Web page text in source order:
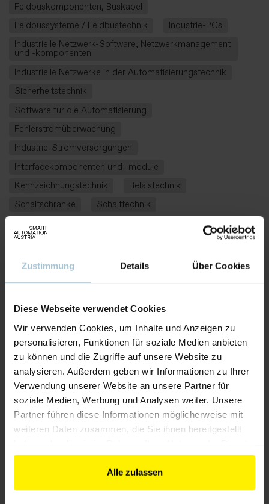
Zustimmung Details Über Cookies
Diese Webseite verwendet Cookies
Wir verwenden Cookies, um Inhalte und Anzeigen zu
personalisieren, Funktionen für soziale Medien anbieten
zu können und die Zugriffe auf unsere Website zu
analysieren. Außerdem geben wir Informationen zu Ihrer
Verwendung unserer Website an unsere Partner für
soziale Medien, Werbung und Analysen weiter. Unsere
Partner führen diese Informationen möglicherweise mit
weiteren Daten zusammen, die Sie ihnen bereitgestellt
gesammelt haben.
Alle zulassen
Feldbuskomponenten, Buskabel
Feldbussysteme / Feldbustechnik
Industrie-PCs
Industrielle Netzwerk-Software, Netzwerkmanagement
und -komponenten
Industrielle Netzwerke in der Automatisierungstechnik
Sicherheitstechnik
Software für die Automatisierung
Fehlerstromüberwachung
Industrie-Stromversorgungen
Interfacekomponenten und -module
Kennzeichnungstechnik
Relaistechnik
Schaltschränke
Schalttechnik
Serverschränke – 19´´ Racks
Verbindungstechnik, Steckverbinder
Fernwartung von Leitsystemen
Fernwirk-Leitsysteme
Prozessvisualisierungs-Systeme
SPS-gestützte Leitsysteme
Software für Prozessrechner
Industrielle Messtechnik
Vibrations- und Schallmesstechnik
Niederspannungstechnik
Deutschland Österreich
Slowakei